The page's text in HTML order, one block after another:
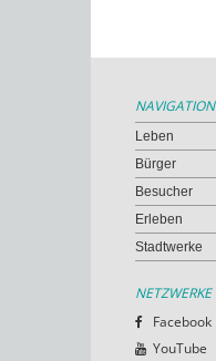
NAVIGATION
Leben
Bürger
Besucher
Erleben
Stadtwerke
NETZWERKE
Facebook
YouTube